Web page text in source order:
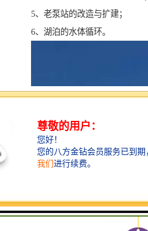
5、老泵站的改造与扩建；
6、湖泊的水体循环。